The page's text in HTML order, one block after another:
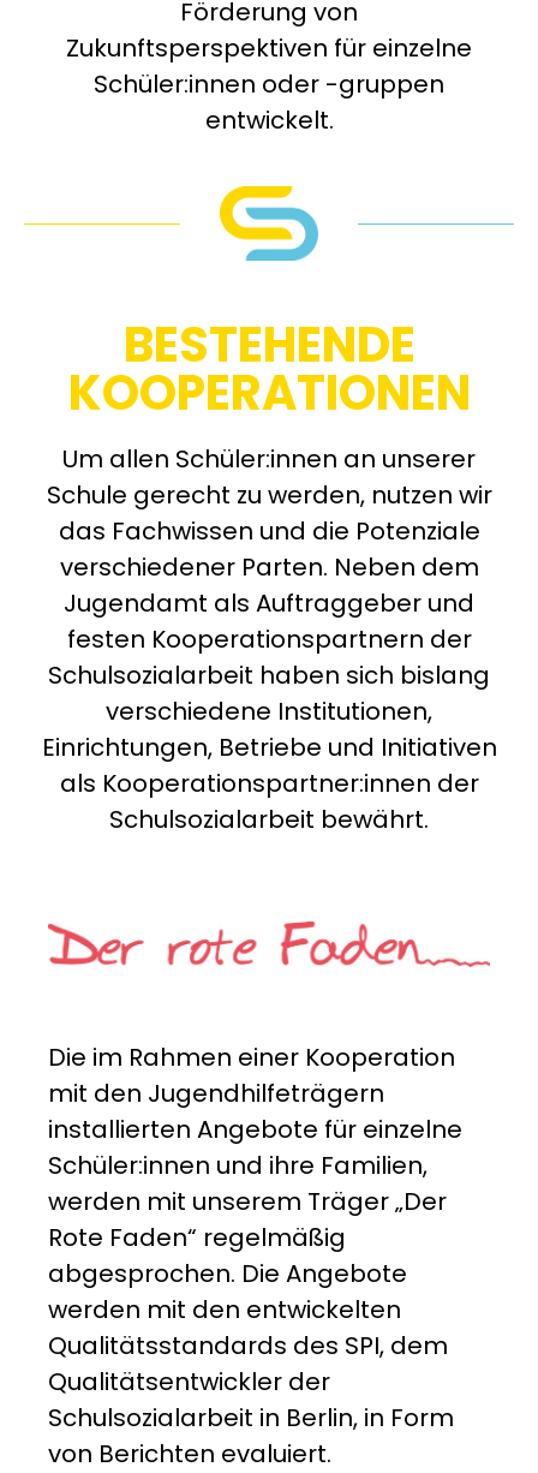
Förderung von
Zukunftsperspektiven für einzelne
Schüler:innen oder -gruppen
entwickelt.
BESTEHENDE
KOOPERATIONEN
Um allen Schüler:innen an unserer
Schule gerecht zu werden, nutzen wir
das Fachwissen und die Potenziale
verschiedener Parten. Neben dem
Jugendamt als Auftraggeber und
festen Kooperationspartnern der
Schulsozialarbeit haben sich bislang
verschiedene Institutionen,
Einrichtungen, Betriebe und Initiativen
als Kooperationspartner:innen der
Schulsozialarbeit bewährt.
Die im Rahmen einer Kooperation
mit den Jugendhilfeträgern
installierten Angebote für einzelne
Schüler:innen und ihre Familien,
werden mit unserem Träger „Der
Rote Faden“ regelmäßig
abgesprochen. Die Angebote
werden mit den entwickelten
Qualitätsstandards des SPI, dem
Qualitätsentwickler der
Schulsozialarbeit in Berlin, in Form
von Berichten evaluiert.